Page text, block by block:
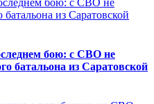
бою: с СВО не
батальона из Саратовской